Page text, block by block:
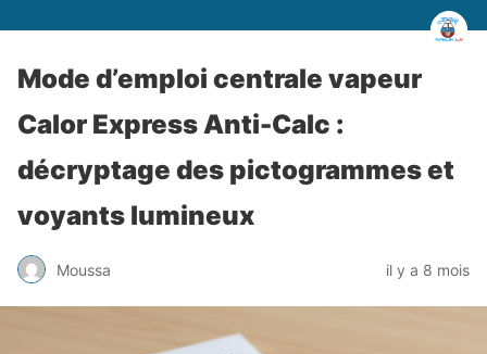
Mode d’emploi centrale vapeur
Calor Express Anti-Calc :
décryptage des pictogrammes et
voyants lumineux
Moussa il y a 8 mois